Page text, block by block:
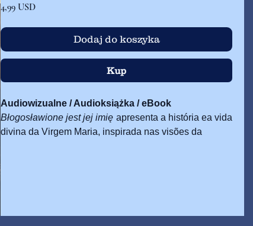
4,99 USDCena
Dodaj do koszyka
Kup
Audiowizualne / Audioksiążka / eBook
Błogosławione jest jej imię apresenta a história ea vida
divina da Virgem Maria, inspirada nas visões da